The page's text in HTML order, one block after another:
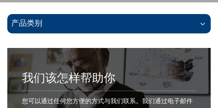
产品类别
我们该怎样帮助你
您可以通过任何您方便的方式与我们联系。我们通过电子邮件